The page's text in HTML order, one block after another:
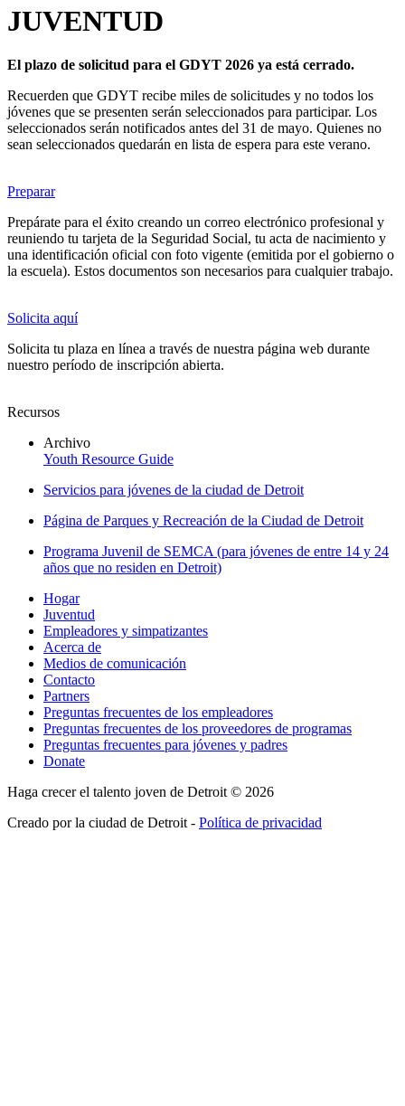
JUVENTUD
El plazo de solicitud para el GDYT 2026 ya está cerrado.
Recuerden que GDYT recibe miles de solicitudes y no todos los
jóvenes que se presenten serán seleccionados para participar. Los
seleccionados serán notificados antes del 31 de mayo. Quienes no
sean seleccionados quedarán en lista de espera para este verano.
Preparar
Prepárate para el éxito creando un correo electrónico profesional y
reuniendo tu tarjeta de la Seguridad Social, tu acta de nacimiento y
una identificación oficial con foto vigente (emitida por el gobierno o
la escuela). Estos documentos son necesarios para cualquier trabajo.
Solicita aquí
Solicita tu plaza en línea a través de nuestra página web durante
nuestro período de inscripción abierta.
Recursos
Archivo
Youth Resource Guide
Servicios para jóvenes de la ciudad de Detroit
Página de Parques y Recreación de la Ciudad de Detroit
Programa Juvenil de SEMCA (para jóvenes de entre 14 y 24
años que no residen en Detroit)
Hogar
Juventud
Empleadores y simpatizantes
Acerca de
Medios de comunicación
Contacto
Partners
Preguntas frecuentes de los empleadores
Preguntas frecuentes de los proveedores de programas
Preguntas frecuentes para jóvenes y padres
Donate
Haga crecer el talento joven de Detroit © 2026
Creado por la ciudad de Detroit - Política de privacidad